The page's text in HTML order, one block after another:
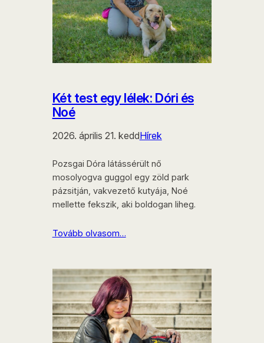
Két test egy lélek: Dóri és
Noé
2026. április 21. keddHírek
Pozsgai Dóra látássérült nő
mosolyogva guggol egy zöld park
pázsitján, vakvezető kutyája, Noé
mellette fekszik, aki boldogan liheg.
Tovább olvasom…